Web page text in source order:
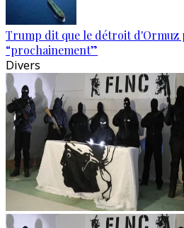
Trump dit que le détroit
“prochainement”
Divers